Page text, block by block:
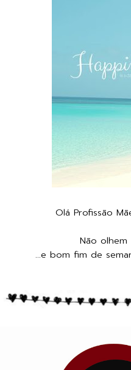
Olá Profissão
muito para
...e bom fim de